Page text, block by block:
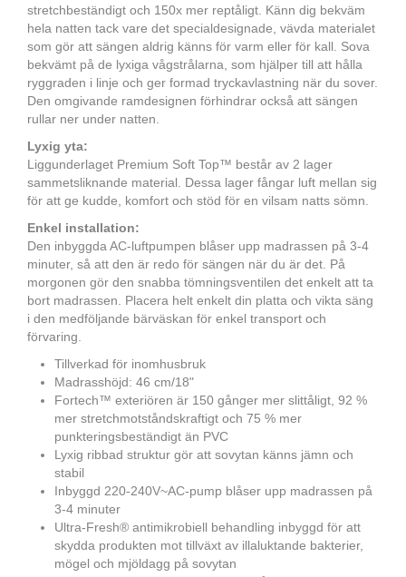
stretchbeständigt och 150x mer reptåligt. Känn dig bekväm
hela natten tack vare det specialdesignade, vävda materialet
som gör att sängen aldrig känns för varm eller för kall. Sova
bekvämt på de lyxiga vågstrålarna, som hjälper till att hålla
ryggraden i linje och ger formad tryckavlastning när du sover.
Den omgivande ramdesignen förhindrar också att sängen
rullar ner under natten.
Lyxig yta:
Liggunderlaget Premium Soft Top™ består av 2 lager
sammetsliknande material. Dessa lager fångar luft mellan sig
för att ge kudde, komfort och stöd för en vilsam natts sömn.
Enkel installation:
Den inbyggda AC-luftpumpen blåser upp madrassen på 3-4
minuter, så att den är redo för sängen när du är det. På
morgonen gör den snabba tömningsventilen det enkelt att ta
bort madrassen. Placera helt enkelt din platta och vikta säng
i den medföljande bärväskan för enkel transport och
förvaring.
Tillverkad för inomhusbruk
Madrasshöjd: 46 cm/18"
Fortech™ exteriören är 150 gånger mer slittåligt, 92 %
mer stretchmotståndskraftigt och 75 % mer
punkteringsbeständigt än PVC
Lyxig ribbad struktur gör att sovytan känns jämn och
stabil
Inbyggd 220-240V~AC-pump blåser upp madrassen på
3-4 minuter
Ultra-Fresh® antimikrobiell behandling inbyggd för att
skydda produkten mot tillväxt av illaluktande bakterier,
mögel och mjöldagg på sovytan